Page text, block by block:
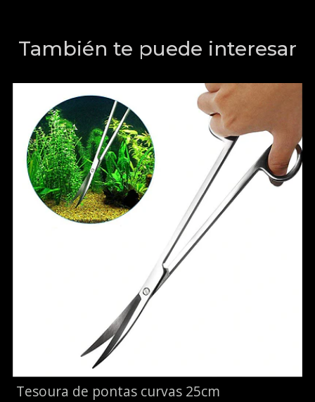
También te puede interesar
Tesoura de pontas curvas 25cm